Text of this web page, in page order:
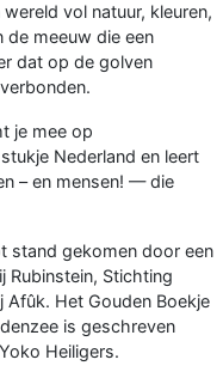
vol natuur, kleuren,
de meeuw die een
dat op de golven
je mee op
Nederland en leert
– en mensen! — die
stand gekomen door een
Rubinstein, Stichting
Afûk. Het Gouden Boekje
is geschreven
Heiligers.